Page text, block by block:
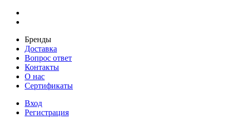
Бренды
Доставка
Вопрос ответ
Контакты
О нас
Сертификаты
Вход
Регистрация